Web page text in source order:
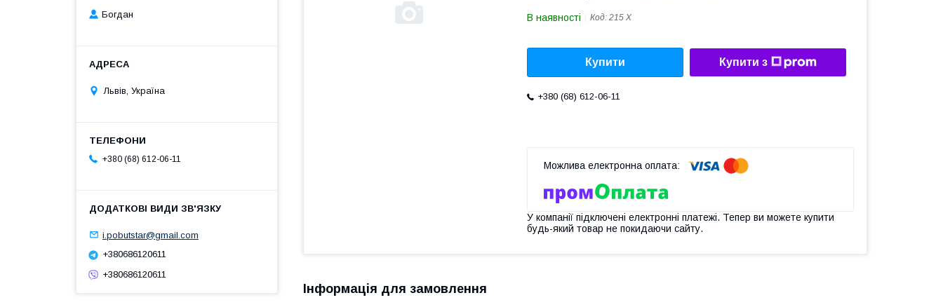
В наявності Код: 215 Х
Купити Купити з
+380 (68) 612-06-11
У компанії підключені електронні платежі. Тепер ви можете купити
будь-який товар не покидаючи сайту.
Інформація для замовлення
Богдан
Львів, Україна
+380 (68) 612-06-11
i.pobutstar@gmail.com
+380686120611
+380686120611